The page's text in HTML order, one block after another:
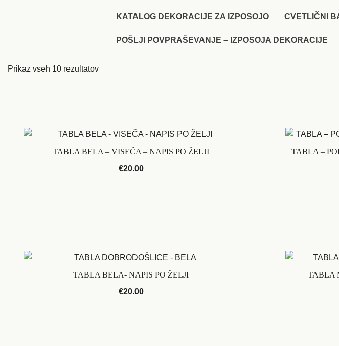
KATALOG DEKORACIJE ZA IZPOSOJO CVETLIČNI
POŠLJI POVPRAŠEVANJE – IZPOSOJA DEKORACIJE
Prikaz vseh 10 rezultatov
TABLA BELA – VISEČA – NAPIS PO ŽELJI
€20.00
TABLA –
TABLA BELA- NAPIS PO ŽELJI
€20.00
TABLA